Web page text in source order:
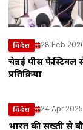
विदेश 28 Feb
चेन्नई पीस फेस्टिवल
प्रतिक्रिया
विदेश 24 Apr 2025
भारत की सख्ती से